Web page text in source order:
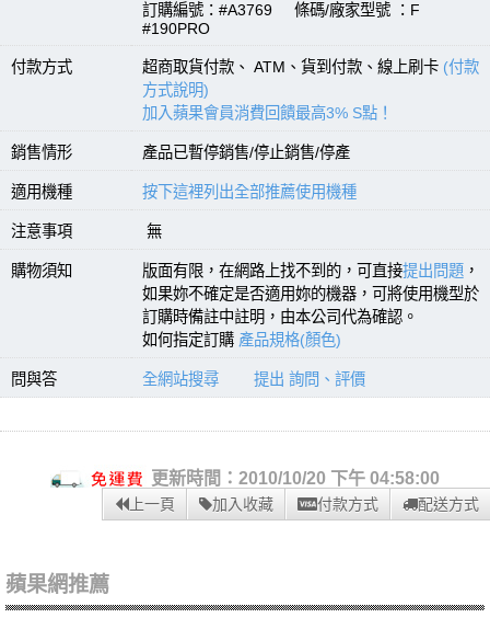
訂購編號：#A3769 條碼/廠家型號 ：F
#190PRO
付款方式 超商取貨付款、 ATM、貨到付款、線上刷卡 (付款
方式說明)
加入蘋果會員消費回饋最高3% S點！
銷售情形 產品已暫停銷售/停止銷售/停產
適用機種 按下這裡列出全部推薦使用機種
注意事項 無
購物須知 版面有限，在網路上找不到的，可直接提出問題 ，
如果妳不確定是否適用妳的機器，可將使用機型於
訂購時備註中註明，由本公司代為確認。
如何指定訂購 產品規格(顏色)
問與答 全網站搜尋 提出 詢問、評價
更新時間：2010/10/20 下午 04:58:00
上一頁 加入收藏 付款方式 配送方式
蘋果網推薦